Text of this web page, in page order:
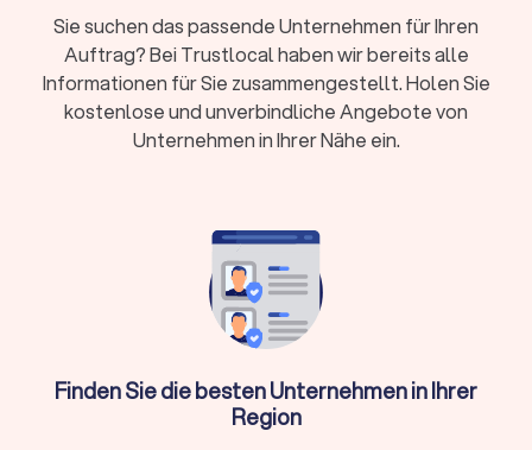
nachgewiesene Expertise durch Fortbildungen
Kosten:RVG-Gebühren, Stundensätze (180-350
Euro) oder Pauschalpreise je nach Fall
Rechtsschutz:Prüfen Sie Versicherungsschutz
oder Prozesskostenhilfe bei geringem
Wann brauche ich überhaupt einen
Sie müssen nicht bei jedem rechtlichen Anliegen sofort einen
Erstberatung bei einer Verbraucherzentrale oder eine
gezielte Online-Recherche. Ein Rechtsanwalt unterstützt Sie
Sie suchen das passende Unternehmen für Ihren
Auftrag? Bei Trustlocal haben wir bereits alle
Informationen für Sie zusammengestellt. Holen Sie
kostenlose und unverbindliche Angebote von
Unternehmen in Ihrer Nähe ein.
Finden Sie die besten Unternehmen in Ihrer
Region